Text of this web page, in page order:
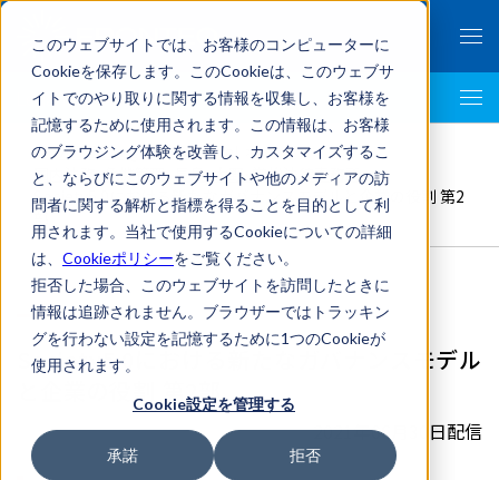
このウェブサイトでは、お客様のコンピューターに
Cookieを保存します。このCookieは、このウェブサ
イトでのやり取りに関する情報を収集し、お客様を
記憶するために使用されます。この情報は、お客様
のブラウジング体験を改善し、カスタマイズするこ
と、ならびにこのウェブサイトや他のメディアの訪
問者に関する解析と指標を得ることを目的として利
用されます。当社で使用するCookieについての詳細
は、 Cookieポリシーをご覧ください。
拒否した場合、このウェブサイトを訪問したときに
情報は追跡されません。ブラウザーではトラッキン
グを行わない設定を記憶するために1つのCookieが
使用されます。
Cookie設定を管理する
承諾 拒否
LegalTech AI Top
FRONTEO Legal Link Portal >
国内法務,危機管理, 長島･大野･常松法律事務所>
Society5.0における新たなガバナンスモデルと企業の役割 第2
部
Society5.0における新たなガバナンスモデル
と企業の役割 第2部
2021年06月30日配信